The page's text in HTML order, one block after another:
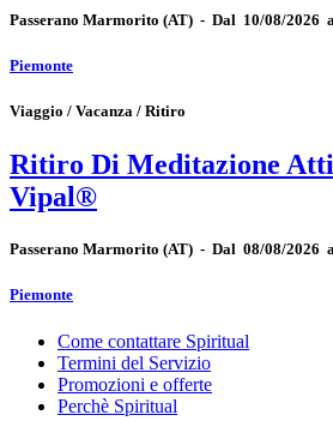
Passerano Marmorito (AT) - Dal 10/08/2026
Piemonte
Viaggio / Vacanza / Ritiro
Ritiro Di Meditazione
Vipal®
Passerano Marmorito (AT) - Dal 08/08/2026
Piemonte
Come contattare Spiritual
Termini del Servizio
Promozioni e offerte
Perchè Spiritual